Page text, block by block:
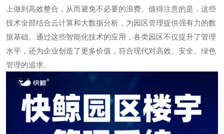
上做到高效整合，从而避免不必要的浪费。值得注意的是，这些
技术全部结合云计算和大数据分析，为园区管理提供强有力的数
据基础。通过这些智能化技术的应用，各类园区不仅提升了管理
水平，还为企业创造了更多价值，符合现代对高效、安全、绿色
管理的追求。